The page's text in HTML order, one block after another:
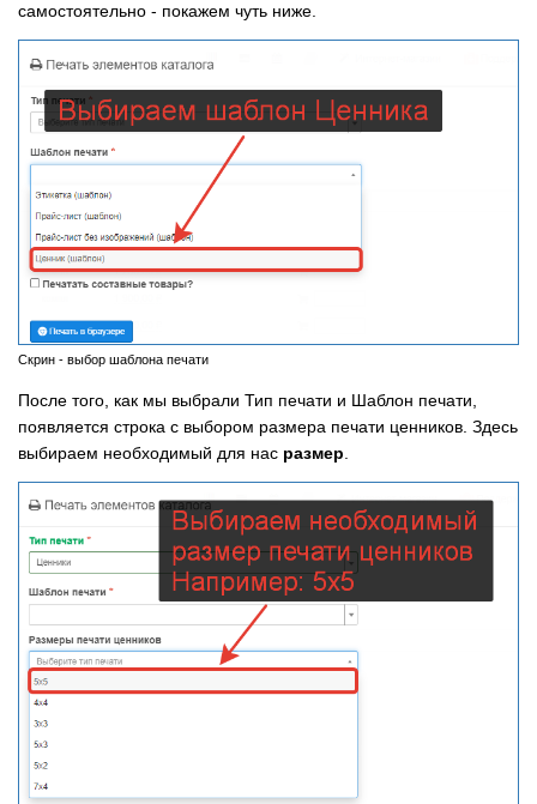
самостоятельно - покажем чуть ниже.
Скрин - выбор шаблона печати
После того, как мы выбрали Тип печати и Шаблон печати,
появляется строка с выбором размера печати ценников. Здесь
выбираем необходимый для нас размер